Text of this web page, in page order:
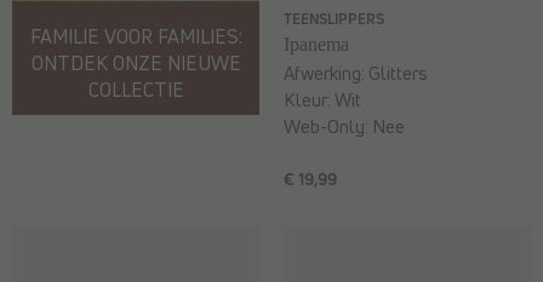
FAMILIE VOOR FAMILIES:
ONTDEK ONZE NIEUWE
COLLECTIE
TEENSLIPPERS
Ipanema
€ 19,99
Afwerking: Glitters
Kleur:Wit
Web-Only: Nee